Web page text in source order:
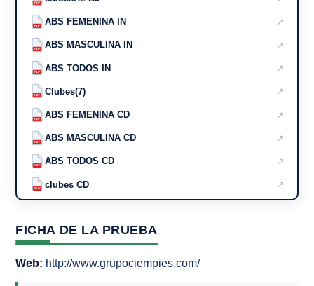
PDF
PDF ABS FEMENINA IN ↗
PDF ABS MASCULINA IN ↗
PDF ABS TODOS IN ↗
PDF Clubes(7) ↗
PDF ABS FEMENINA CD ↗
PDF ABS MASCULINA CD ↗
PDF ABS TODOS CD ↗
PDF clubes CD ↗
FICHA DE LA PRUEBA
Web: http://www.grupociempies.com/